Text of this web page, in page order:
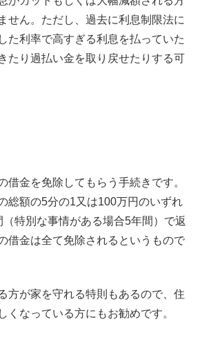
せん。ただし、過去に利息制限法に
た利率で高すぎる利息を払っていた
たり過払い金を取り戻せたりする可
借金を免除してもらう手続きです。
総額の5分の1又は100万円のいずれ
特別な事情がある場合5年間）で返
借金は全て免除されるというもので
方が家を守れる特則もあるので、住
くなっている方にもお勧めです。